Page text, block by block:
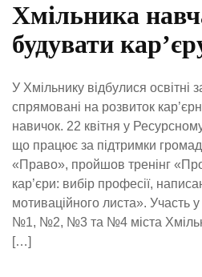
Хмільника
будувати
У Хмільнику відбулися освітні
спрямовані на розвиток
навичок. 22 квітня у
що працює за підтримки
«Право», пройшов тренінг
кар’єри: вибір професії,
мотиваційного листа». Участь у
№1, №2, №3 та №4 міста
[…]